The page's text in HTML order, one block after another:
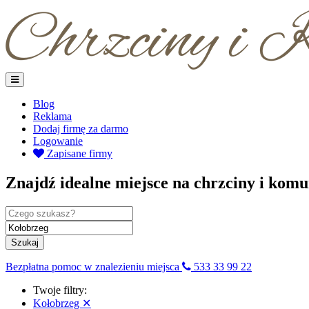
Blog
Reklama
Dodaj firmę za darmo
Logowanie
Zapisane firmy
Znajdź idealne miejsce na chrzciny i
Szukaj
Bezpłatna pomoc w znalezieniu miejsca
533 33 99 22
Twoje filtry:
Kołobrzeg ✕